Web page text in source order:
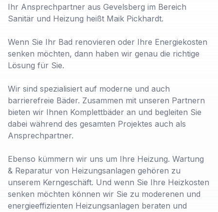
Ihr Ansprechpartner aus Gevelsberg im Bereich
Sanitär und Heizung heißt Maik Pickhardt.
Wenn Sie Ihr Bad renovieren oder Ihre Energiekosten
senken möchten, dann haben wir genau die richtige
Lösung für Sie.
Wir sind spezialisiert auf moderne und auch
barrierefreie Bäder. Zusammen mit unseren Partnern
bieten wir Ihnen Komplettbäder an und begleiten Sie
dabei während des gesamten Projektes auch als
Ansprechpartner.
Ebenso kümmern wir uns um Ihre Heizung. Wartung
& Reparatur von Heizungsanlagen gehören zu
unserem Kerngeschäft. Und wenn Sie Ihre Heizkosten
senken möchten können wir Sie zu moderenen und
energieeffizienten Heizungsanlagen beraten und